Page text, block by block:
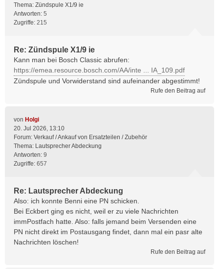
Thema: Zündspule X1/9 ie
Antworten: 5
Zugriffe: 215
Re: Zündspule X1/9 ie
Kann man bei Bosch Classic abrufen:
https://emea.resource.bosch.com/AA/inte ... IA_109.pdf
Zündspule und Vorwiderstand sind aufeinander abgestimmt!
Rufe den Beitrag auf
von Holgi
20. Jul 2026, 13:10
Forum: Verkauf / Ankauf von Ersatzteilen / Zubehör
Thema: Lautsprecher Abdeckung
Antworten: 9
Zugriffe: 657
Re: Lautsprecher Abdeckung
Also: ich konnte Benni eine PN schicken.
Bei Eckbert ging es nicht, weil er zu viele Nachrichten
immPostfach hatte. Also: falls jemand beim Versenden eine
PN nicht direkt im Postausgang findet, dann mal ein pasr alte
Nachrichten löschen!
Rufe den Beitrag auf